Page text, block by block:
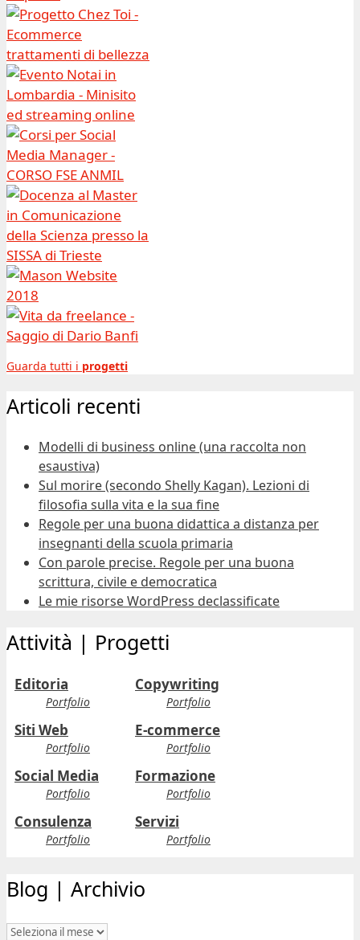
Guarda tutti i progetti
Articoli recenti
Modelli di business online (una raccolta non
esaustiva)
Sul morire (secondo Shelly Kagan). Lezioni di
filosofia sulla vita e la sua fine
Regole per una buona didattica a distanza per
insegnanti della scuola primaria
Con parole precise. Regole per una buona
scrittura, civile e democratica
Le mie risorse WordPress declassificate
Attività | Progetti
Editoria
Portfolio
Copywriting
Portfolio
Siti Web
Portfolio
E-commerce
Portfolio
Social Media
Portfolio
Formazione
Portfolio
Consulenza
Portfolio
Servizi
Portfolio
Blog | Archivio
Blog